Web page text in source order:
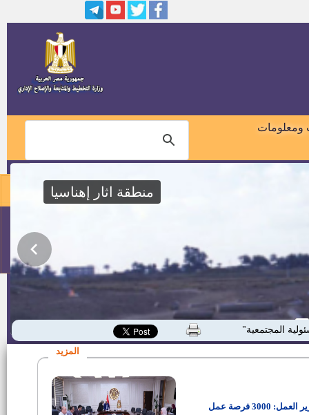
01018460099
ومعلومات
منطقة اثار إهناسيا
المجتمعية"
المزيد
وزير العمل: 3000 فرصة عمل
أسماء ومواعيد مقابلات المتقدمين
لـ"معاون نيابة إدارية"دفعة 2015
نتيجة الهيئة القومية لسكك حديد
200 فرصة عمل بشركة زد عبر
مواعيد إجراء الاختبارات لشغل
مدير ادارة الامن
وظائف قيادية بديوان عام المحافظة
العامة لسكة الحديد
مواعيد ومقابلات المتخلفين عن